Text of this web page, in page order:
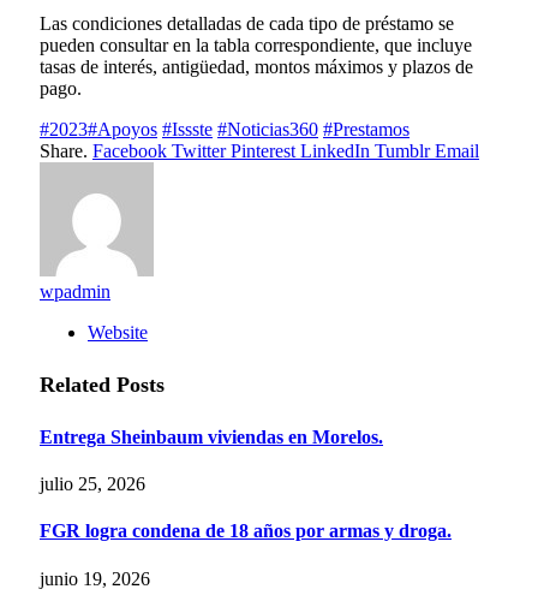
Las condiciones detalladas de cada tipo de préstamo se
pueden consultar en la tabla correspondiente, que incluye
tasas de interés, antigüedad, montos máximos y plazos de
pago.
#2023#Apoyos #Issste #Noticias360 #Prestamos
Share. Facebook Twitter Pinterest LinkedIn Tumblr Email
wpadmin
Website
Related Posts
Entrega Sheinbaum viviendas en Morelos.
julio 25, 2026
FGR logra condena de 18 años por armas y droga.
junio 19, 2026